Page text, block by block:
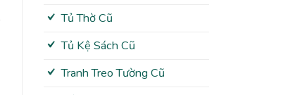
Tủ Thờ Cũ
Tủ Kệ Sách Cũ
Tranh Treo Tường Cũ